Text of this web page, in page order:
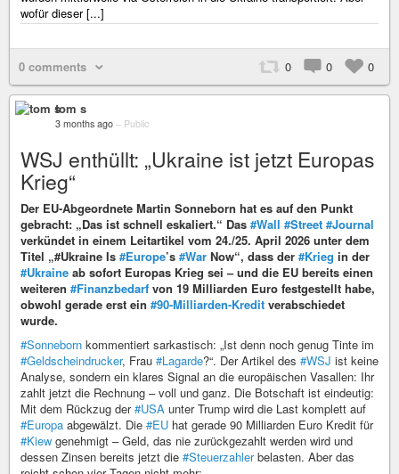
wofür dieser [...]
0 comments 0 0 0
tom s
3 months ago – Public
WSJ enthüllt: „Ukraine ist jetzt Europas
Krieg“
Der EU-Abgeordnete Martin Sonneborn hat es auf den Punkt
gebracht: „Das ist schnell eskaliert.“ Das #Wall #Street #Journal
verkündet in einem Leitartikel vom 24./25. April 2026 unter dem
Titel „#Ukraine Is #Europe’s #War Now“, dass der #Krieg in der
#Ukraine ab sofort Europas Krieg sei – und die EU bereits einen
weiteren #Finanzbedarf von 19 Milliarden Euro festgestellt habe,
obwohl gerade erst ein #90-Milliarden-Kredit verabschiedet
wurde.
#Sonneborn kommentiert sarkastisch: „Ist denn noch genug Tinte im
#Geldscheindrucker, Frau #Lagarde?“. Der Artikel des #WSJ ist keine
Analyse, sondern ein klares Signal an die europäischen Vasallen: Ihr
zahlt jetzt die Rechnung – voll und ganz. Die Botschaft ist eindeutig:
Mit dem Rückzug der#USA unter Trump wird die Last komplett auf
#Europa abgewälzt. Die #EU hat gerade 90 Milliarden Euro Kredit für
#Kiew genehmigt – Geld, das nie zurückgezahlt werden wird und
dessen Zinsen bereits jetzt die #Steuerzahlerbelasten. Aber das